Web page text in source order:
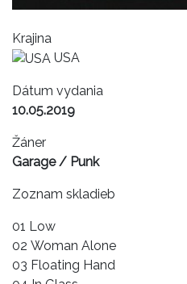
Krajina
USA
Dátum vydania
10.05.2019
Žáner
Garage / Punk
Zoznam skladieb
01 Low
02 Woman Alone
03 Floating Hand